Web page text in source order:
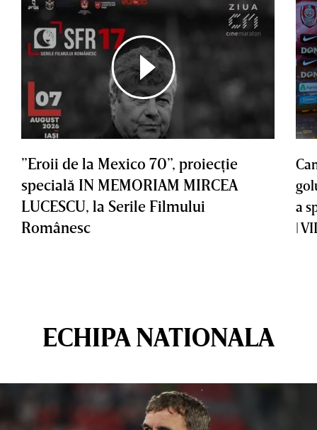
”Eroii de la Mexico 70”, proiecţie
specială IN MEMORIAM MIRCEA
LUCESCU, la Serile Filmului
Românesc
a
|
ECHIPA NATIONALA